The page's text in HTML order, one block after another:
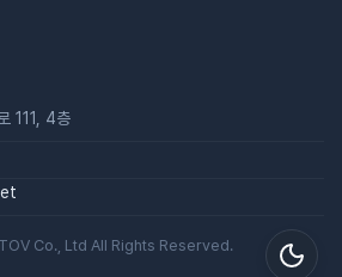
111, 4층
TOV Co., Ltd All Rights Reserved.